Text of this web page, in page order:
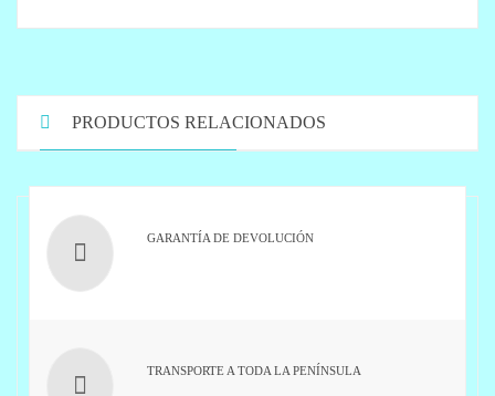
PRODUCTOS RELACIONADOS
GARANTÍA DE DEVOLUCIÓN
TRANSPORTE A TODA LA PENÍNSULA